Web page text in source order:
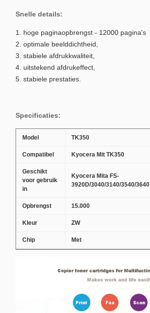
Snelle details:
1. hoge paginaopbrengst - 12000 pagina's
2. optimale beelddichtheid,
3. stabiele afdrukkwaliteit,
4. uitstekend afdrukeffect,
5. stabiele prestaties.
Specificaties:
Model TK350
Compatibel Kyocera Mit TK350
Geschikt
voor gebruik
in
Kyocera Mita FS-
3920D/3040/3140/3540/3640
Opbrengst 15.000
Kleur ZW
Chip Met